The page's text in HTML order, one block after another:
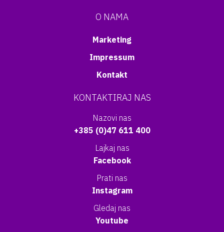
O NAMA
Marketing
Impressum
Kontakt
KONTAKTIRAJ NAS
Nazovi nas
+385 (0)47 611 400
Lajkaj nas
Facebook
Prati nas
Instagram
Gledaj nas
Youtube